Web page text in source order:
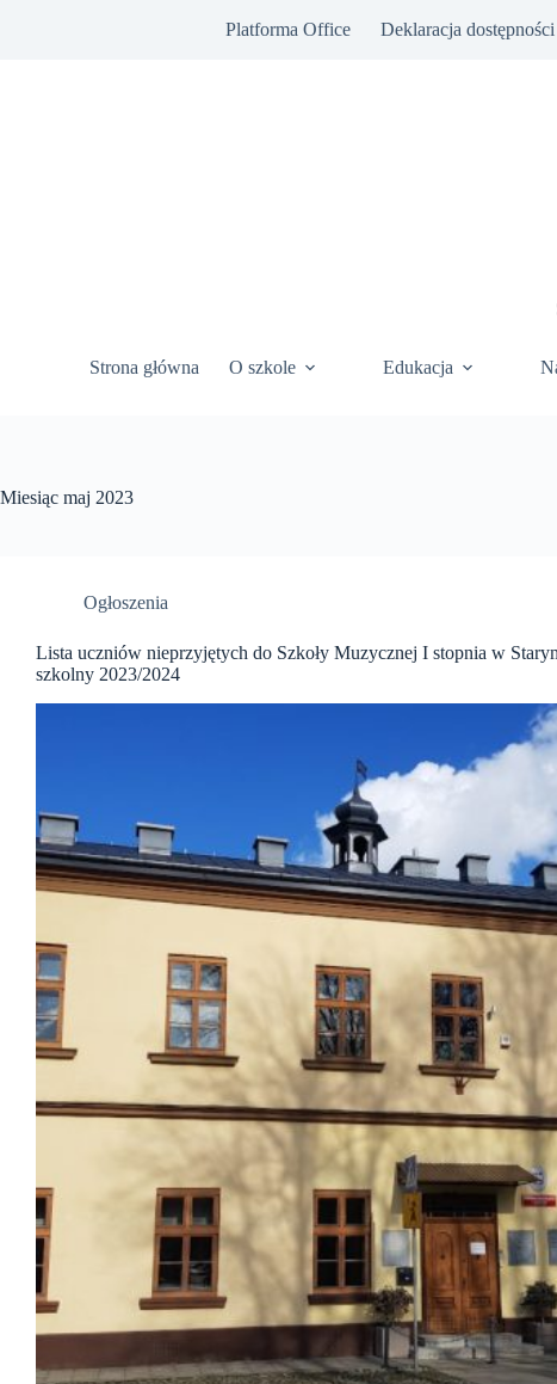
Platforma Office Deklaracja dostępności
Strona główna O szkole Edukacja
Miesiąc maj 2023
Ogłoszenia
Lista uczniów nieprzyjętych do Szkoły Muzycznej I stopnia w
szkolny 2023/2024